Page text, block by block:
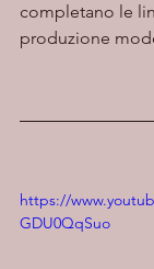
completano le
produzione
https://
GDU0QqSuo